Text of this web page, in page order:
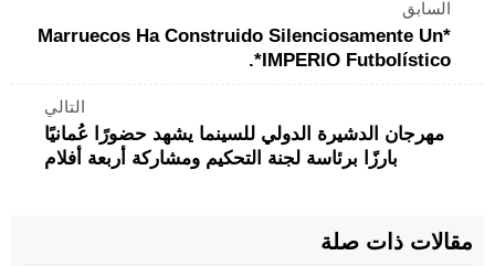
السابق
*Marruecos Ha Construido Silenciosamente Un
IMPERIO Futbolístico*.
التالي
مهرجان الدشيرة الدولي للسينما يشهد حضورًا عُمانيًا
بارزًا برئاسة لجنة التحكيم ومشاركة أربعة أفلام
مقالات ذات صلة